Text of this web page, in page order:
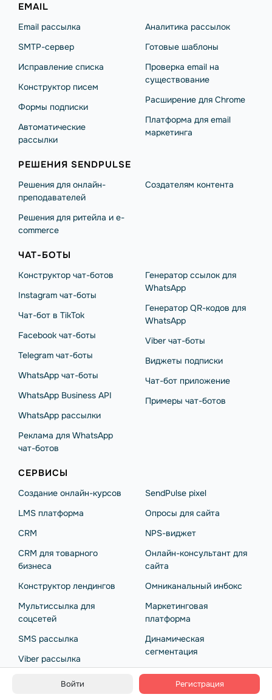
Войти Регистрация
EMAIL
Email рассылка
SMTP-сервер
Исправление списка
Конструктор писем
Формы подписки
Автоматические
рассылки
Аналитика рассылок
Готовые шаблоны
Проверка email на
существование
Расширение для Chrome
Платформа для email
маркетинга
РЕШЕНИЯ SENDPULSE
Решения для онлайн-
преподавателей
Решения для ритейла и e-
commerce
Создателям контента
ЧАТ-БОТЫ
Конструктор чат-ботов
Instagram чат-боты
Чат-бот в TikTok
Facebook чат-боты
Telegram чат-боты
WhatsApp чат-боты
WhatsApp Business API
WhatsApp рассылки
Реклама для WhatsApp
чат-ботов
Генератор ссылок для
WhatsApp
Генератор QR-кодов для
WhatsApp
Viber чат-боты
Виджеты подписки
Чат-бот приложение
Примеры чат-ботов
СЕРВИСЫ
Создание онлайн-курсов
LMS платформа
CRM
CRM для товарного
бизнеса
Конструктор лендингов
Мультиссылка для
соцсетей
SMS рассылка
Viber рассылка
Web push уведомления
SendPulse pixel
Опросы для сайта
NPS-виджет
Онлайн-консультант для
сайта
Омниканальный инбокс
Маркетинговая
платформа
Динамическая
сегментация
Автоматизация
маркетинга с ИИ